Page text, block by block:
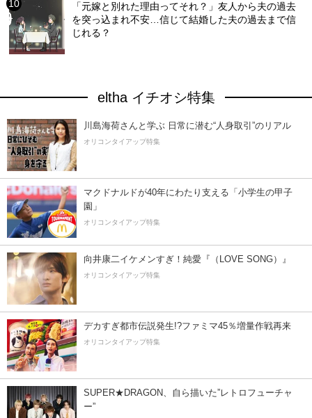
「元嫁と別れた理由ってそれ？」友人から夫の過去
を突っ込まれ不安…信じて結婚した夫の過去まで信
じれる？
eltha イチオシ特集
川島海荷さんと学ぶ 日常に潜む“人身取引”のリアル
オリコンタイアップ特集
マクドナルドが40年にわたり支える「小学生の甲子
園」
オリコンタイアップ特集
向井康二イケメンすぎ！純愛『（LOVE SONG）』
オリコンタイアップ特集
デカすぎ都市伝説発生!?ファミマ45％増量作戦再来
オリコンタイアップ特集
SUPER★DRAGON、自ら描いた”レトロフューチャ
ー”